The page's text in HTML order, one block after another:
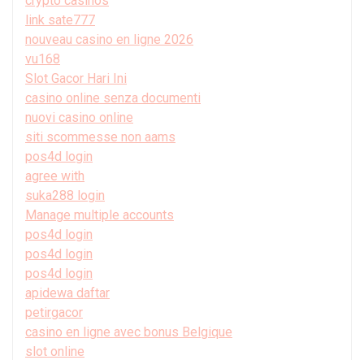
link sate777
nouveau casino en ligne 2026
vu168
Slot Gacor Hari Ini
casino online senza documenti
nuovi casino online
siti scommesse non aams
pos4d login
agree with
suka288 login
Manage multiple accounts
pos4d login
pos4d login
pos4d login
apidewa daftar
petirgacor
casino en ligne avec bonus Belgique
slot online